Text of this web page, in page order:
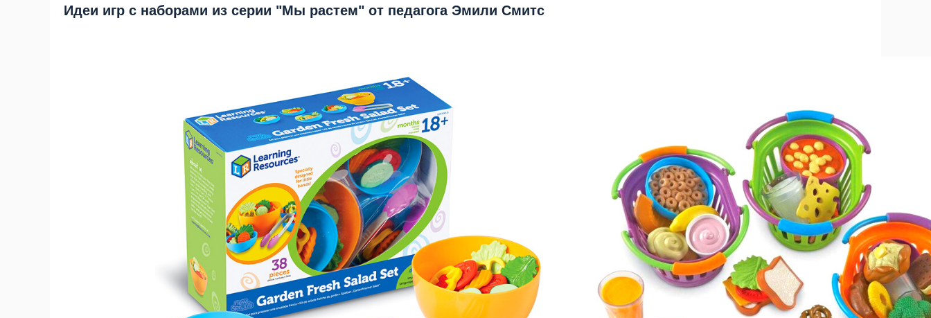
Идеи игр с наборами из серии "Мы растем" от педагога Эмили Смитс